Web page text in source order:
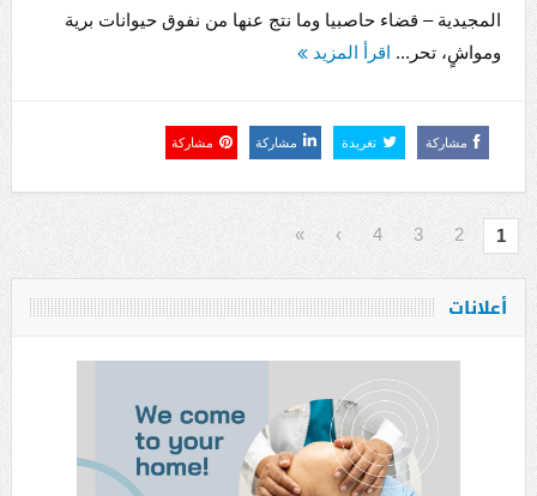
المجيدية – قضاء حاصبيا وما نتج عنها من نفوق حيوانات برية
ومواشٍ، تحر... اقرأ المزيد
مشاركة تغريدة مشاركة مشاركة
1
2
3
4
›
»
أعلانات